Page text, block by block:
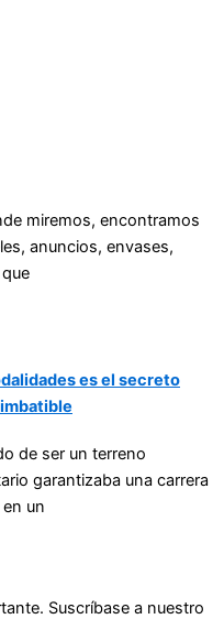
miremos, encontramos
anuncios, envases,
es el secreto
de ser un terreno
garantizaba una carrera
un
Suscríbase a nuestro